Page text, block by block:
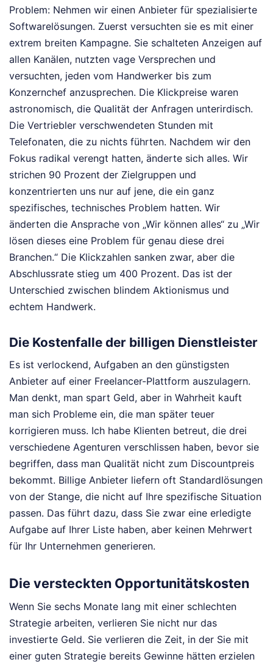
Problem: Nehmen wir einen Anbieter für spezialisierte
Softwarelösungen. Zuerst versuchten sie es mit einer
extrem breiten Kampagne. Sie schalteten Anzeigen auf
allen Kanälen, nutzten vage Versprechen und
versuchten, jeden vom Handwerker bis zum
Konzernchef anzusprechen. Die Klickpreise waren
astronomisch, die Qualität der Anfragen unterirdisch.
Die Vertriebler verschwendeten Stunden mit
Telefonaten, die zu nichts führten. Nachdem wir den
Fokus radikal verengt hatten, änderte sich alles. Wir
strichen 90 Prozent der Zielgruppen und
konzentrierten uns nur auf jene, die ein ganz
spezifisches, technisches Problem hatten. Wir
änderten die Ansprache von „Wir können alles“ zu „Wir
lösen dieses eine Problem für genau diese drei
Branchen.“ Die Klickzahlen sanken zwar, aber die
Abschlussrate stieg um 400 Prozent. Das ist der
Unterschied zwischen blindem Aktionismus und
echtem Handwerk.
Die Kostenfalle der billigen Dienstleister
Es ist verlockend, Aufgaben an den günstigsten
Anbieter auf einer Freelancer-Plattform auszulagern.
Man denkt, man spart Geld, aber in Wahrheit kauft
man sich Probleme ein, die man später teuer
korrigieren muss. Ich habe Klienten betreut, die drei
verschiedene Agenturen verschlissen haben, bevor sie
begriffen, dass man Qualität nicht zum Discountpreis
bekommt. Billige Anbieter liefern oft Standardlösungen
von der Stange, die nicht auf Ihre spezifische Situation
passen. Das führt dazu, dass Sie zwar eine erledigte
Aufgabe auf Ihrer Liste haben, aber keinen Mehrwert
für Ihr Unternehmen generieren.
Die versteckten Opportunitätskosten
Wenn Sie sechs Monate lang mit einer schlechten
Strategie arbeiten, verlieren Sie nicht nur das
investierte Geld. Sie verlieren die Zeit, in der Sie mit
einer guten Strategie bereits Gewinne hätten erzielen